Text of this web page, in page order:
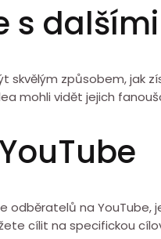
s
skvělým způsobem, jak
mohli vidět jejich
odběratelů na
cílit na specifickou